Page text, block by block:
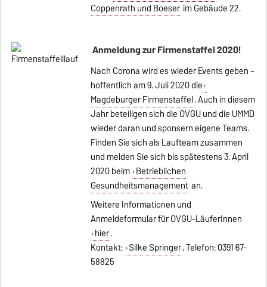
Coppenrath und Boeser im Gebäude 22.
Anmeldung zur Firmenstaffel 2020!
Nach Corona wird es wieder Events geben –
hoffentlich am 9. Juli 2020 die
Magdeburger Firmenstaffel. Auch in diesem
Jahr beteiligen sich die OVGU und die UMMD
wieder daran und sponsern eigene Teams.
Finden Sie sich als Laufteam zusammen
und melden Sie sich bis spätestens 3. April
2020 beim Betrieblichen
Gesundheitsmanagement an.
Weitere Informationen und
Anmeldeformular für OVGU-LäuferInnen
hier.
Kontakt: Silke Springer, Telefon: 0391 67-
58825